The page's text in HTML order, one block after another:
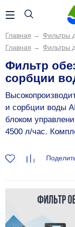
Главная → Фильтры
Фильтры
Главная →
Фильтр
сорбции
и сорбции воды
блоком
4500 л/час.